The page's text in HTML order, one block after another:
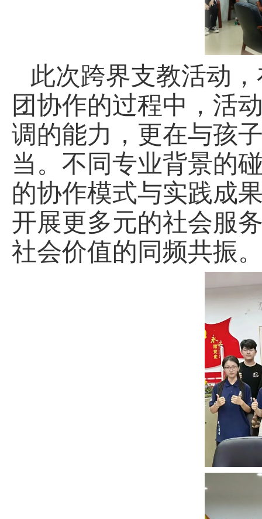
此次跨界支教活动
团协作的过程中，活
调的能力，更在与孩
当。不同专业背景的
的协作模式与实践成
开展更多元的社会服
社会价值的同频共振